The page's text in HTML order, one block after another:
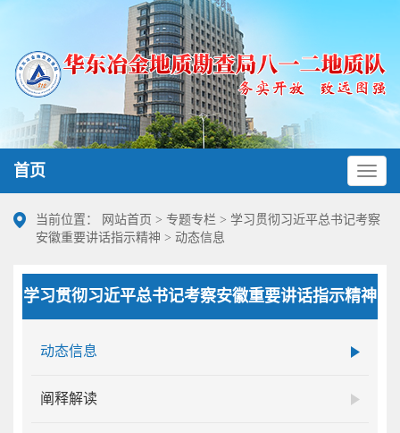
首页
当前位置： 网站首页 > 专题专栏 > 学习贯彻习近平总书记考察
安徽重要讲话指示精神 > 动态信息
学习贯彻习近平总书记考察安徽重要讲话指示精神
动态信息
阐释解读